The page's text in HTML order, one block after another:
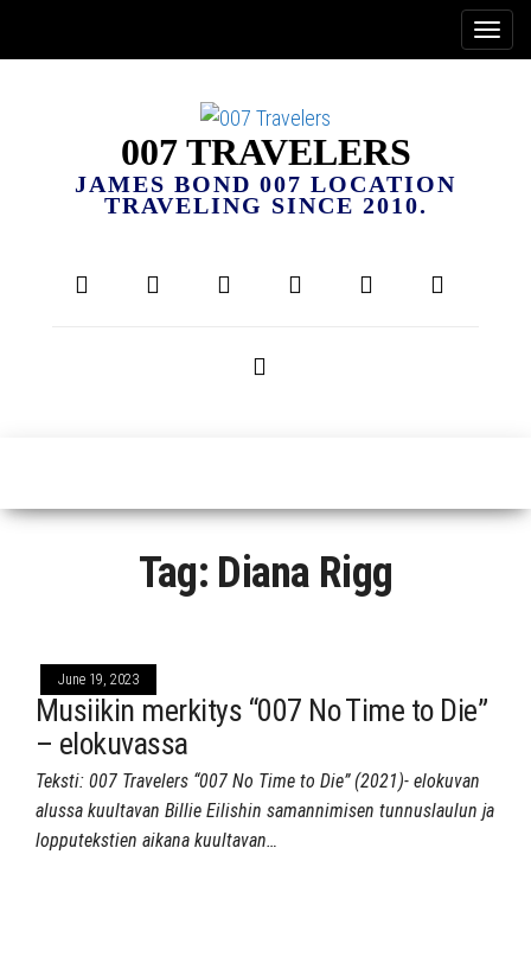
007 TRAVELERS
JAMES BOND 007 LOCATION
TRAVELING SINCE 2010.
Tag: Diana Rigg
June 19, 2023
Musiikin merkitys “007 No Time to Die”
– elokuvassa
Teksti: 007 Travelers “007 No Time to Die” (2021)- elokuvan
alussa kuultavan Billie Eilishin samannimisen tunnuslaulun ja
lopputekstien aikana kuultavan…